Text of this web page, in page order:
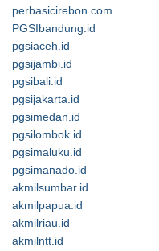
perbasicirebon.com
PGSIbandung.id
pgsiaceh.id
pgsijambi.id
pgsibali.id
pgsijakarta.id
pgsimedan.id
pgsilombok.id
pgsimaluku.id
pgsimanado.id
akmilsumbar.id
akmilpapua.id
akmilriau.id
akmilntt.id